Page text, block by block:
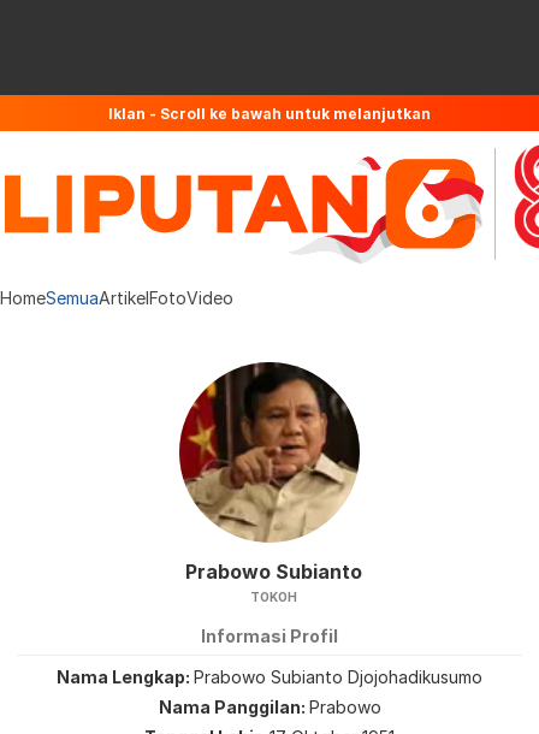
Iklan - Scroll ke bawah untuk melanjutkan
HomeSemuaArtikelFotoVideo
Prabowo Subianto
TOKOH
Informasi Profil
Nama Lengkap Prabowo Subianto Djojohadikusumo
Nama Panggilan Prabowo